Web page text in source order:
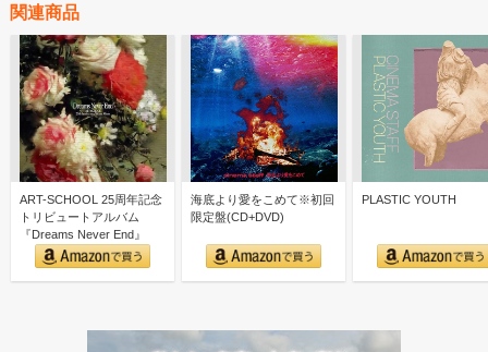
関連商品
ART-SCHOOL 25周年記念
トリビュートアルバム
『Dreams Never End』
海底より愛をこめて※初回
限定盤(CD+DVD)
PLASTIC YOUTH